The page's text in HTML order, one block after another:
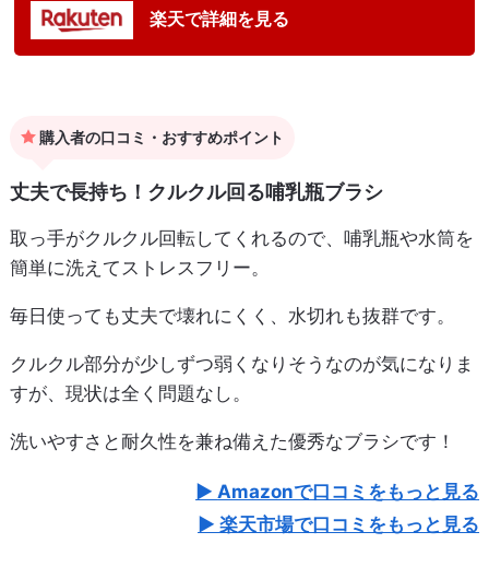
楽天で詳細を見る
購入者の口コミ・おすすめポイント
丈夫で長持ち！クルクル回る哺乳瓶ブラシ
取っ手がクルクル回転してくれるので、哺乳瓶や水筒を
簡単に洗えてストレスフリー。
毎日使っても丈夫で壊れにくく、水切れも抜群です。
クルクル部分が少しずつ弱くなりそうなのが気になりま
すが、現状は全く問題なし。
洗いやすさと耐久性を兼ね備えた優秀なブラシです！
Amazonで口コミをもっと見る
楽天市場で口コミをもっと見る